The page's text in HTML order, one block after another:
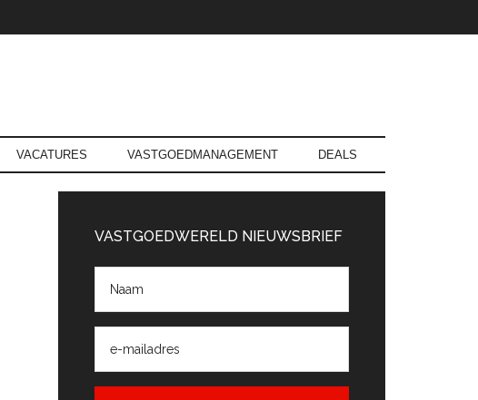
VACATURES VASTGOEDMANAGEMENT DEALS
Sidebar
VASTGOEDWERELD NIEUWSBRIEF